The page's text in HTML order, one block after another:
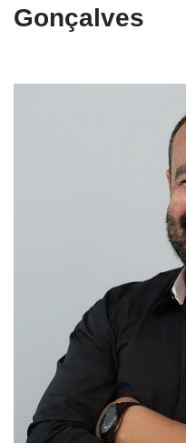
Gonçalves